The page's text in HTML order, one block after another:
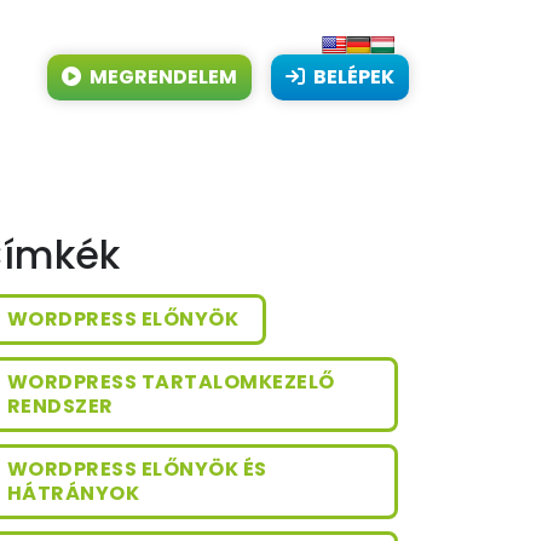
MEGRENDELEM BELÉPEK
WORDPRESS ELŐNYÖK
WORDPRESS TARTALOMKEZELŐ
RENDSZER
WORDPRESS ELŐNYÖK ÉS
HÁTRÁNYOK